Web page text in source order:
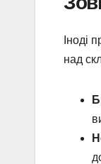
Іноді
над